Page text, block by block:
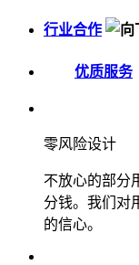
行业合作
优质服务
零风险设计
不放心的部分
分钱。我们对
的信心。